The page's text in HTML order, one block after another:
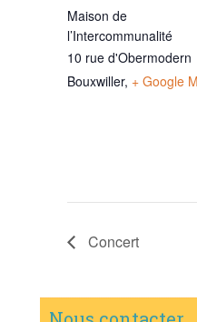
Maison de
l’Intercommunalité
10 rue d'Obermodern
Bouxwiller, + Google
Concert